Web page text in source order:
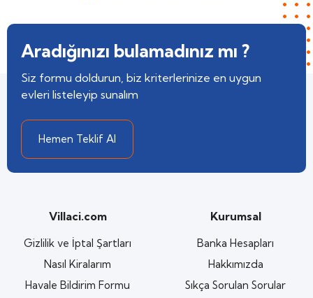
Aradığınızı bulamadınız mı ?
Siz formu doldurun, biz kriterlerinize en uygun
evleri listeleyip sunalım
Hemen Teklif Al
Villaci.com
Gizlilik ve İptal Şartları
Nasıl Kiralarım
Havale Bildirim Formu
Kurumsal
Banka Hesapları
Hakkımızda
Sıkça Sorulan Sorular